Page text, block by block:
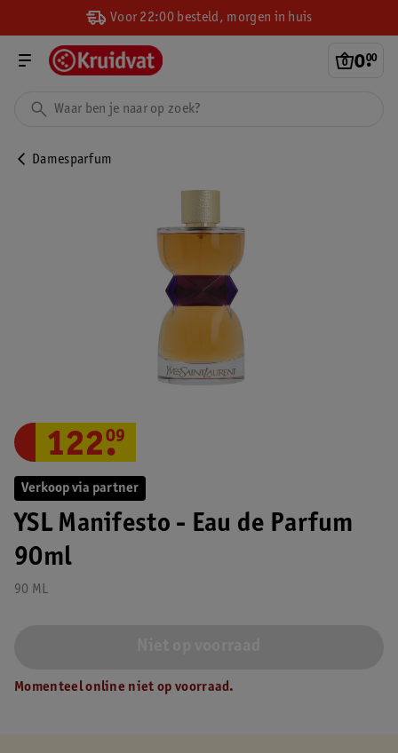
Voor 22:00 besteld, morgen in huis
0.
00
Damesparfum
Verkoop via partner
YSL Manifesto - Eau de Parfum
90ml
90 ML
122.
09
Momenteel online niet op voorraad.